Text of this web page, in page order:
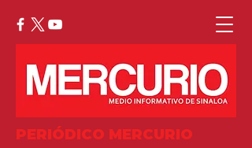
PERIÓDICO MERCURIO